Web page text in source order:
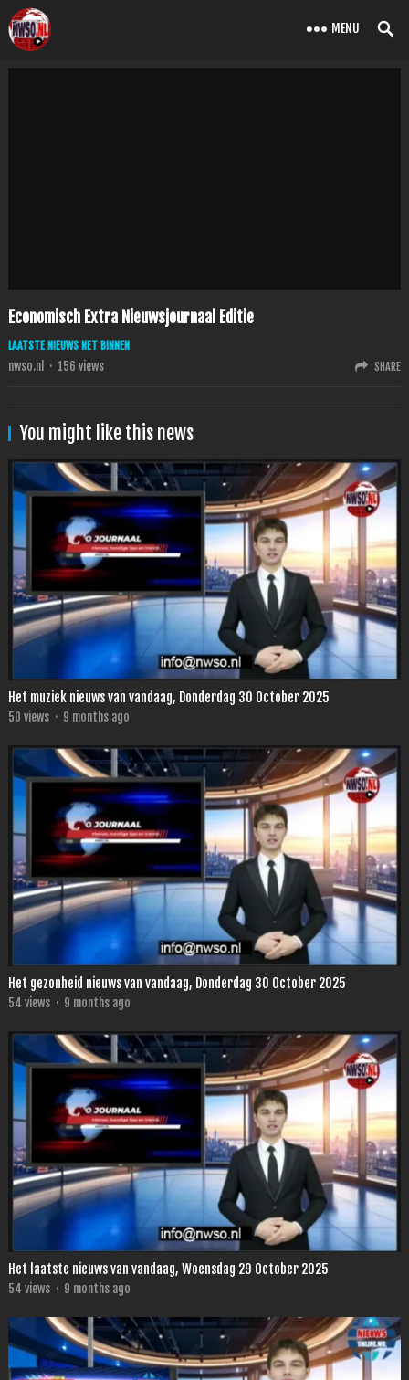
MENU
Economisch Extra Nieuwsjournaal Editie
LAATSTE NIEUWS NET BINNEN
nwso.nl · 156 views SHARE
You might like this news
Het muziek nieuws van vandaag, Donderdag 30 October 2025
50 views · 9 months ago
Het gezonheid nieuws van vandaag, Donderdag 30 October 2025
54 views · 9 months ago
Het laatste nieuws van vandaag, Woensdag 29 October 2025
54 views · 9 months ago